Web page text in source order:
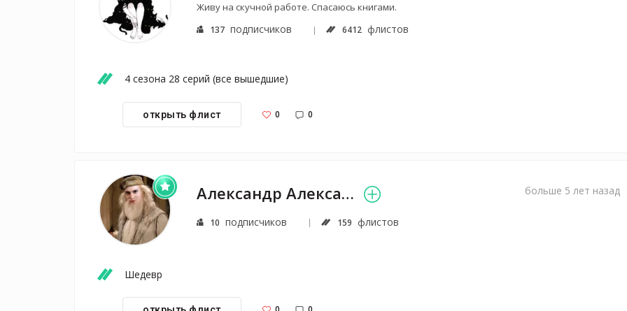
Живу на скучной работе. Спасаюсь книгами.
137 подписчиков 6412 флистов
4 сезона 28 серий (все вышедшие)
открыть флист 0 0
Александр Александров
10 подписчиков 159 флистов
больше 5 лет назад
Шедевр